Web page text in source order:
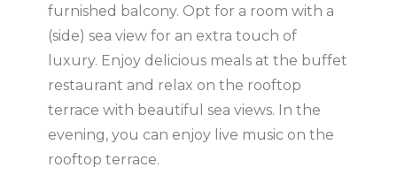
furnished balcony. Opt for a room with a
(side) sea view for an extra touch of
luxury. Enjoy delicious meals at the buffet
restaurant and relax on the rooftop
terrace with beautiful sea views. In the
evening, you can enjoy live music on the
rooftop terrace.